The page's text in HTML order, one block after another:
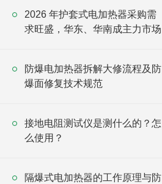
2026 年护套式电加热器采购需
求旺盛，华东、华南成主力市场
防爆电加热器拆解大修流程及防
爆面修复技术规范
接地电阻测试仪是测什么的？怎
么使用？
隔爆式电加热器的工作原理与防